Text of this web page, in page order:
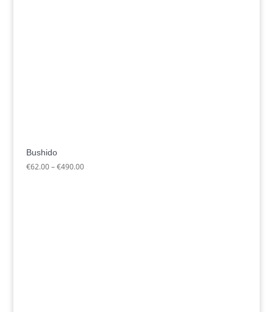
Bushido
€62.00 –€490.00Preisspanne: